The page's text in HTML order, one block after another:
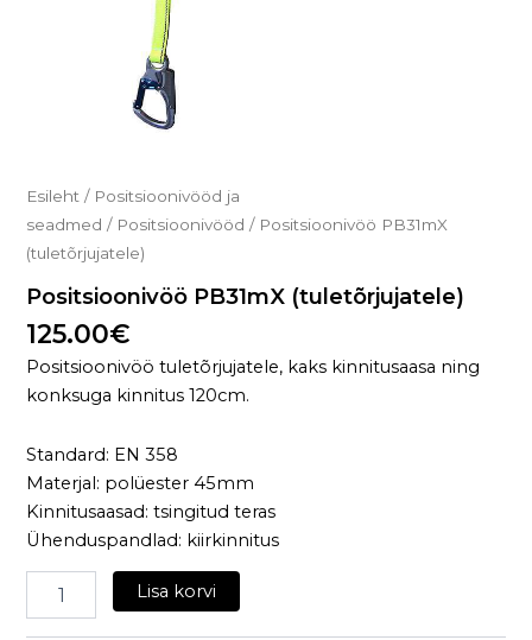
Esileht / Positsioonivööd ja
seadmed / Positsioonivööd / Positsioonivöö PB31mX
(tuletõrjujatele)
Positsioonivöö PB31mX (tuletõrjujatele)
125.00€
Positsioonivöö tuletõrjujatele, kaks kinnitusaasa ning
konksuga kinnitus 120cm.
Standard: EN 358
Materjal: polüester 45mm
Kinnitusaasad: tsingitud teras
Ühenduspandlad: kiirkinnitus
Lisa korvi